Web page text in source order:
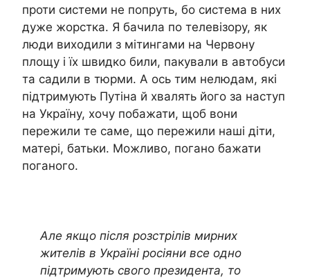
проти системи не попруть, бо система в них
дуже жорстка. Я бачила по телевізору, як
люди виходили з мітингами на Червону
площу і їх швидко били, пакували в автобуси
та садили в тюрми. А ось тим нелюдам, які
підтримують Путіна й хвалять його за наступ
на Україну, хочу побажати, щоб вони
пережили те саме, що пережили наші діти,
матері, батьки. Можливо, погано бажати
поганого.
Але якщо після розстрілів мирних
жителів в Україні росіяни все одно
підтримують свого президента, то